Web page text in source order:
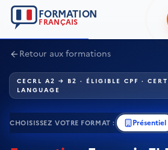
FORMATION
FRANÇAIS
Retour aux formations
CECRL A2 → B2 · ÉLIGIBLE CPF ·
LANGUAGE
CHOISISSEZ VOTRE FORMAT : Présentiel